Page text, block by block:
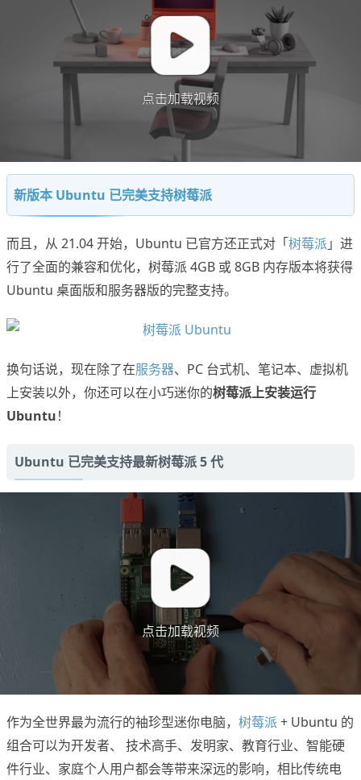
点击加载视频
新版本 Ubuntu 已完美支持树莓派
而且，从 21.04 开始，Ubuntu 已官方还正式对「树莓派 」进
行了全面的兼容和优化，树莓派 4GB 或 8GB 内存版本将获得
Ubuntu 桌面版和服务器版的完整支持。
换句话说，现在除了在服务器、PC 台式机、笔记本、虚拟机
上安装以外，你还可以在小巧迷你的树莓派上安装运行
Ubuntu！
Ubuntu 已完美支持最新树莓派 5 代
点击加载视频
作为全世界最为流行的袖珍型迷你电脑， 树莓派 + Ubuntu 的
组合可以为开发者、 技术高手、发明家、教育行业、智能硬
件行业、家庭个人用户都会等带来深远的影响，相比传统电